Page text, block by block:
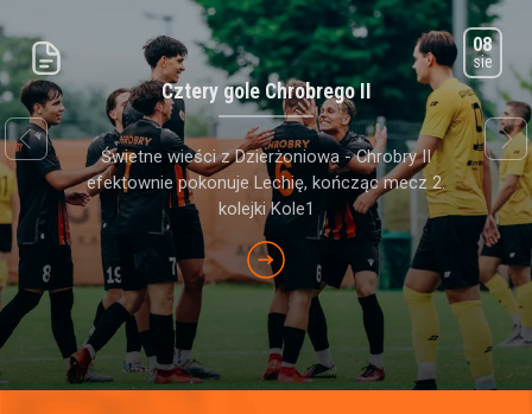
prev next
08
sie
Cztery gole Chrobrego II
Świetne wieści z Dzierżoniowa - Chrobry II
efektownie pokonuje Lechię, kończąc mecz 2.
kolejki Kole1